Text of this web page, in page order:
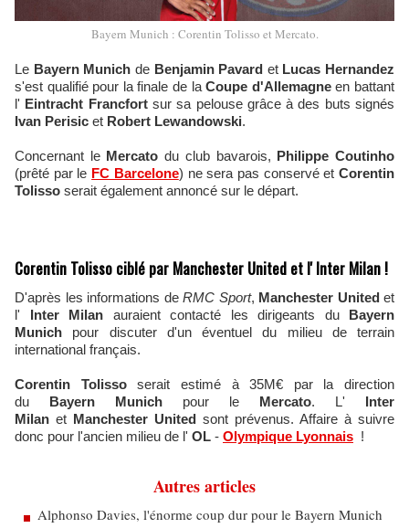
Bayern Munich : Corentin Tolisso et Mercato.
Le Bayern Munich de Benjamin Pavard et Lucas Hernandez
s'est qualifié pour la finale de laCoupe d'Allemagneen battant
l' Eintracht Francfortsur sa pelouse grâce à des buts signés
Ivan Perisic et Robert Lewandowski.
Concernant le Mercato du club bavarois, Philippe Coutinho
(prêté par le FC Barcelone) ne sera pas conservé etCorentin
Tolisso serait également annoncé sur le départ.
Corentin Tolisso ciblé par Manchester United et l' Inter Milan !
D'après les informations de RMC Sport, Manchester Unitedet
l' Inter Milan auraient contacté les dirigeants du Bayern
Munich pour discuter d'un éventuel du milieu de terrain
international français.
Corentin Tolissoserait estimé à 35M€ par la direction
du Bayern Munich pour le Mercato. L' Inter
Milan et Manchester United sont prévenus. Affaire à suivre
donc pour l'ancien milieu de l' OL - Olympique Lyonnais !
Autres articles
Alphonso Davies, l'énorme coup dur pour le Bayern Munich